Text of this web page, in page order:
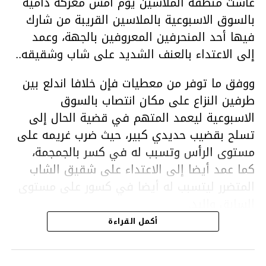
بالسوق الاسبوعية بالملاسين القريبة من شارك
فيها أحد المنحرفين المعروفين بالجهة، وعمد
إلى الاعتداء بالعنف الشديد على شاب وشقيقه..
ووفق ما توفر من معطيات فإن خلافا اندلع بين
طرفين النزاع على مكان انتصاب بالسوق
الاسبوعية ليعمد المتهم في قضية الحال إلى
تسلح بقضيب حديدي كبير، حيث ضرب غريمه على
مستوى الرأس وتسبب له في كسر بالجمجمة،
كما عمد أيضا إلى الاعتداء على شقيق الشاب
المتضرر ليتسبب له أيضا في كسور على مستوى
هذا وقد تمكن أعوان مركز الأمن الوطني بحي
هلال في توقيت قياسي من محاصرة المشتبه به
والقبض عليه وإحالته على التحقيق في خصوص
أكمل القراءة